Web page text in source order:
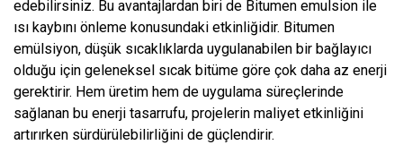
edebilirsiniz. Bu avantajlardan biri de Bitumen emulsion ile
ısı kaybını önleme konusundaki etkinliğidir. Bitumen
emülsiyon, düşük sıcaklıklarda uygulanabilen bir bağlayıcı
olduğu için geleneksel sıcak bitüme göre çok daha az enerji
gerektirir. Hem üretim hem de uygulama süreçlerinde
sağlanan bu enerji tasarrufu, projelerin maliyet etkinliğini
artırırken sürdürülebilirliğini de güçlendirir.